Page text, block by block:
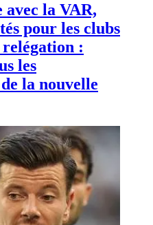
avec la VAR,
pour les clubs
relégation :
les
la nouvelle